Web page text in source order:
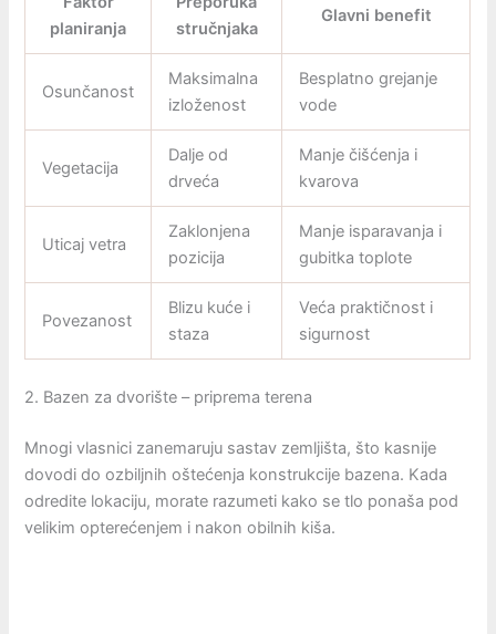
planiranja
stručnjaka
Glavni benefit
Osunčanost
Maksimalna
izloženost
Besplatno grejanje
vode
Vegetacija
Dalje od
drveća
Manje čišćenja i
kvarova
Uticaj vetra
Zaklonjena
pozicija
Manje isparavanja i
gubitka toplote
Povezanost
Blizu kuće i
staza
Veća praktičnost i
sigurnost
2. Bazen za dvorište – priprema terena
Mnogi vlasnici zanemaruju sastav zemljišta, što kasnije
dovodi do ozbiljnih oštećenja konstrukcije bazena. Kada
odredite lokaciju, morate razumeti kako se tlo ponaša pod
velikim opterećenjem i nakon obilnih kiša.